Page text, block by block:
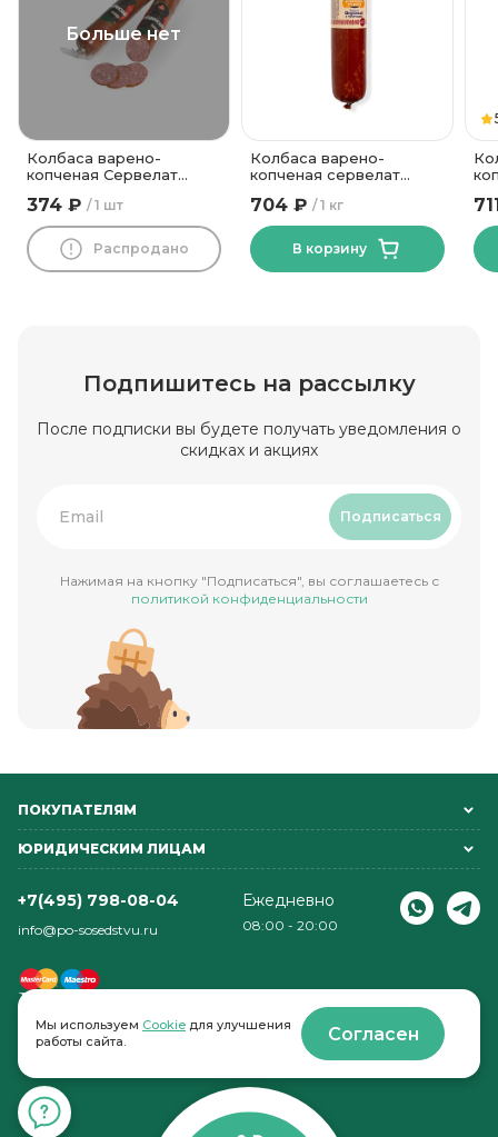
Больше нет
Колбаса варено-
копченая Сервелат
сорт Пинский МК 400 гр
1 шт
374 ₽
Распродано
Колбаса варено-
копченая сервелат
Инко-Фуд1 кг
704 ₽
В корзину
Подпишитесь на рассылку
После подписки вы будете получать уведомления о
скидках и акциях
Подписаться
Нажимая на кнопку "Подписаться", вы соглашаетесь с
политикой конфиденциальности
ПОКУПАТЕЛЯМ
ЮРИДИЧЕСКИМ ЛИЦАМ
+7(495) 798-08-04
info@po-sosedstvu.ru
Ежедневно
08:00 - 20:00
© 2022-2026 . По соседству
Мы используем Cookie для улучшения
работы сайта.
Согласен